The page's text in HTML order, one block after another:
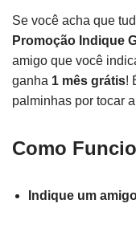
Se você acha que
Promoção Indique
amigo que você
ganha 1 mês grátis!
palminhas por tocar
Como
Indique um